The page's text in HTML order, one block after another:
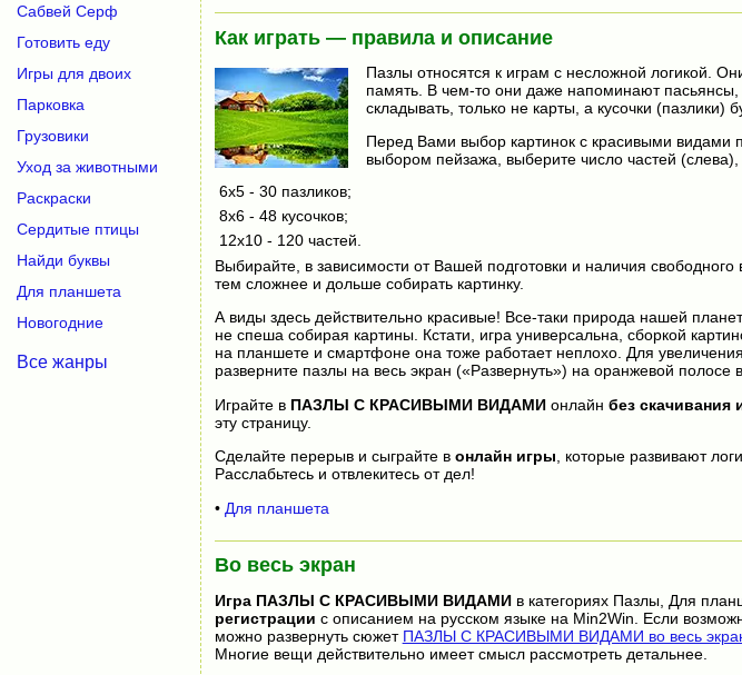
Как играть — правила и описание
Пазлы относятся к играм с несложной логикой.
память. В чем-то они даже напоминают пасьянсы,
складывать, только не карты, а кусочки (пазлики)
Перед Вами выбор картинок с красивыми
выбором пейзажа, выберите число частей
6x5 - 30 пазликов;
8x6 - 48 кусочков;
12x10 - 120 частей.
Выбирайте, в зависимости от Вашей подготовки и наличия
тем сложнее и дольше собирать картинку.
А виды здесь действительно красивые! Все-таки природа нашей
не спеша собирая картины. Кстати, игра универсальна, сборкой
на планшете и смартфоне она тоже работает неплохо. Для
разверните пазлы на весь экран («Развернуть») на оранжевой полосе
Играйте в ПАЗЛЫ С КРАСИВЫМИ ВИДАМИонлайн без скачивания
эту страницу.
Сделайте перерыв и сыграйте в онлайн игры, которые развивают
Расслабьтесь и отвлекитесь от дел!
• Для планшета
Во весь экран
Игра ПАЗЛЫ С КРАСИВЫМИ ВИДАМИв категориях Пазлы, Для
регистрации с описанием на русском языке на Min2Win. Если
можно развернуть сюжет ПАЗЛЫ С КРАСИВЫМИ ВИДАМИ во весь
Многие вещи действительно имеет смысл рассмотреть детальнее.
Сабвей Серф
Готовить еду
Игры для двоих
Парковка
Грузовики
Уход за животными
Раскраски
Сердитые птицы
Найди буквы
Для планшета
Новогодние
Все жанры